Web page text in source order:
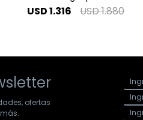
USD1.316 USD1.880
ofertas